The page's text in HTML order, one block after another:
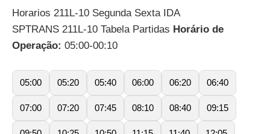
Horarios 211L-10 Segunda Sexta IDA
SPTRANS 211L-10 Tabela Partidas Horário de
Operação: 05:00-00:10
05:00 05:20 05:40 06:00 06:20 06:40
07:00 07:20 07:45 08:10 08:40 09:15